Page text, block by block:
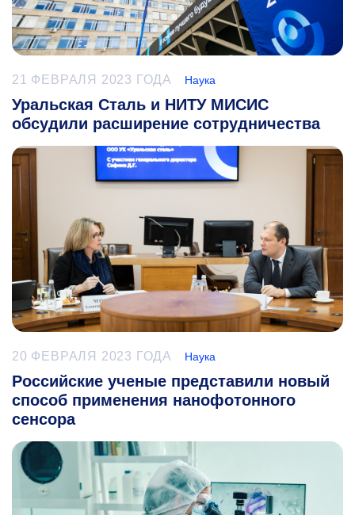
21 ФЕВРАЛЯ 2023 ГОДА Наука
Уральская Сталь и НИТУ МИСИС
обсудили расширение сотрудничества
20 ФЕВРАЛЯ 2023 ГОДА Наука
Российские ученые представили новый
способ применения нанофотонного
сенсора